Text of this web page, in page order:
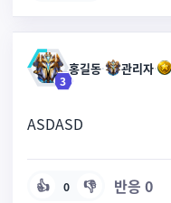
3
홍길동· 관리자·
ASDASD
👍 0 👎 반응 0